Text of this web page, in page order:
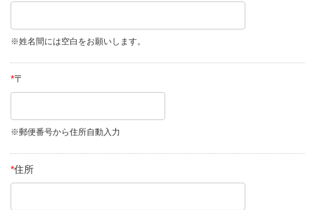
※姓名間には空白をお願いします。
*〒
※郵便番号から住所自動入力
*住所